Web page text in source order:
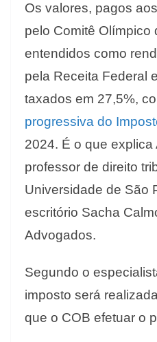
Os valores, pagos
pelo Comitê Olímpico
entendidos como
pela Receita Federal
taxados em 27,5%,
progressiva do
2024. É o que explica
professor de direito
Universidade de São
escritório Sacha
Advogados.
Segundo o
imposto será
que o COB efetuar o